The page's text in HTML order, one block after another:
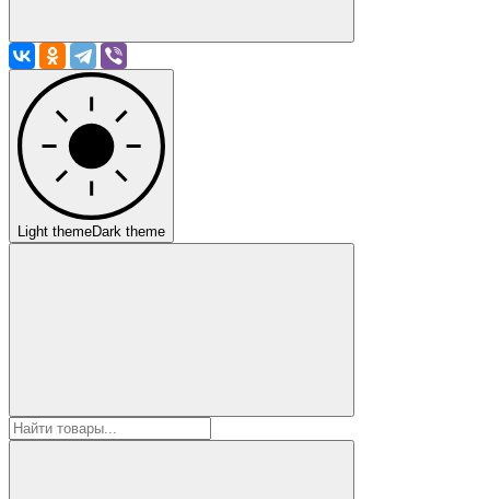
Light themeDark theme